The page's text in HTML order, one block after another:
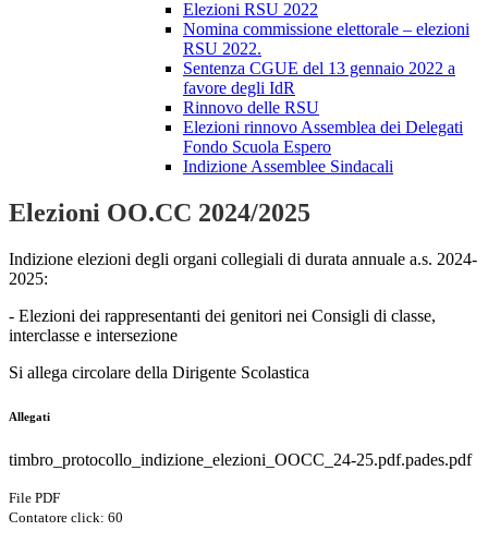
Elezioni RSU 2022
Nomina commissione elettorale – elezioni
RSU 2022.
Sentenza CGUE del 13 gennaio 2022 a
favore degli IdR
Rinnovo delle RSU
Elezioni rinnovo Assemblea dei Delegati
Fondo Scuola Espero
Indizione Assemblee Sindacali
Elezioni OO.CC 2024/2025
Indizione elezioni degli organi collegiali di durata annuale a.s. 2024-
2025:
- Elezioni dei rappresentanti dei genitori nei Consigli di classe,
interclasse e intersezione
Si allega circolare della Dirigente Scolastica
Allegati
timbro_protocollo_indizione_elezioni_OOCC_24-25.pdf.pades.pdf
File PDF
Contatore click: 60